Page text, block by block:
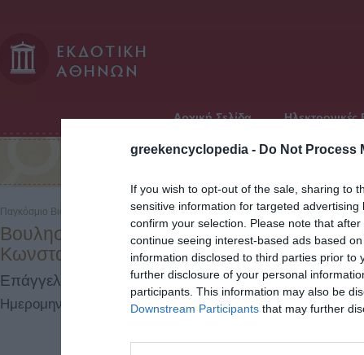
greekencyclopedia - Do Not Process
If you wish to opt-out of the sale, sharing to
sensitive information for targeted
confirm your selection. Please note that
continue seeing interest-based ads based
information disclosed to third parties prior
further disclosure of your personal
participants. This information may also be
Downstream Participants that may further
Αρχική Σελίδα Ηλεκτρονικές
Παγκόσμιο Βιογραφικό Λεξικό - Τόμος: 2 - Τελευταία ανανέωση: Παρασκευή, 5
Βουλησμάς. Δωρόθεος (Ιθάκη, 1740 ; -
Κωνσταντινούπολη, 1818)
Επάγγελμα: Λόγιος, Κληρικός
Ημερομηνίες: 1740 - 1818